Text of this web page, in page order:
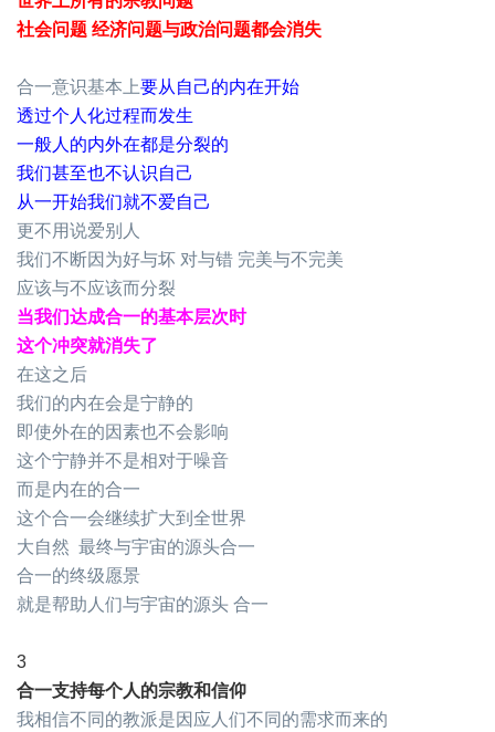
社会问题 经济问题与政治问题都会消失
合一意识基本上要从自己的内在开始
透过个人化过程而发生
一般人的内外在都是分裂的
我们甚至也不认识自己
从一开始我们就不爱自己
更不用说爱别人
我们不断因为好与坏 对与错 完美与不完美
应该与不应该而分裂
当我们达成合一的基本层次时
这个冲突就消失了
在这之后
我们的内在会是宁静的
即使外在的因素也不会影响
这个宁静并不是相对于噪音
而是内在的合一
这个合一会继续扩大到全世界
大自然 最终与宇宙的源头合一
合一的终级愿景
就是帮助人们与宇宙的源头 合一
3
合一支持每个人的宗教和信仰
我相信不同的教派是因应人们不同的需求而来的